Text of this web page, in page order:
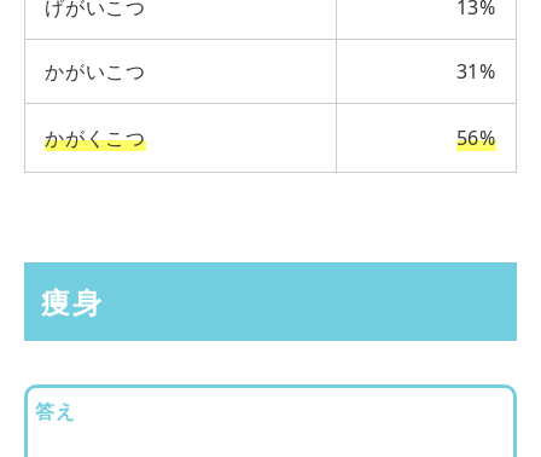
げがいこつ 13%
かがいこつ 31%
かがくこつ 56%
痩身
答え